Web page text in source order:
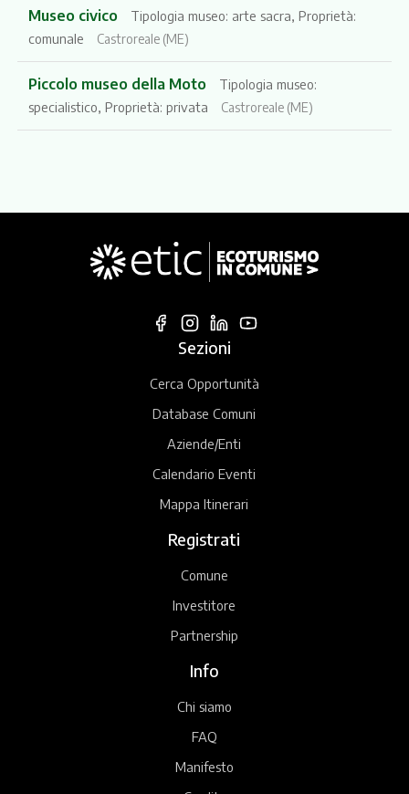
Museo civico
Tipologia museo: arte sacra, Proprietà:
comunale
Castroreale (ME)
Piccolo museo della Moto
Tipologia museo:
specialistico, Proprietà: privata
Castroreale (ME)
Sezioni
Cerca Opportunità
Database Comuni
Aziende/Enti
Calendario Eventi
Mappa Itinerari
Registrati
Comune
Investitore
Partnership
Info
Chi siamo
FAQ
Manifesto